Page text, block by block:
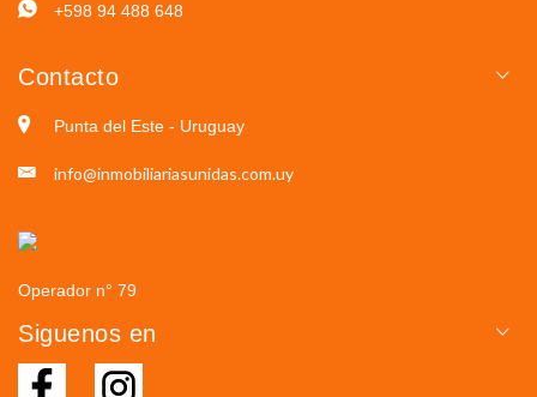
+598 94 488 648
Contacto
Punta del Este - Uruguay
info@inmobiliariasunidas.com.uy
Operador n° 79
Siguenos en